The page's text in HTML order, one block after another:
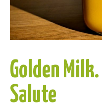
Golden
Salute